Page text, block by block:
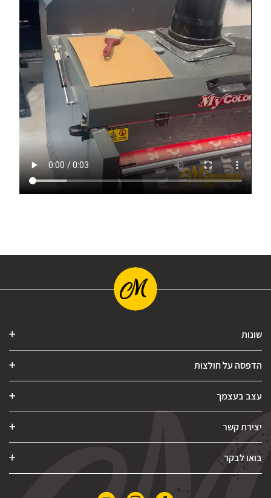
שונות
הדפסה על חולצות
עצב בעצמך
יצירת קשר
בואו לבקר